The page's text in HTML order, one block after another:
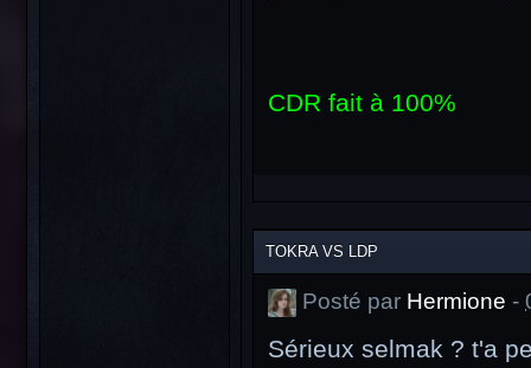
CDR fait à 100%
TOKRA VS LDP
Posté par Hermione -
Sérieux selmak ? t'a